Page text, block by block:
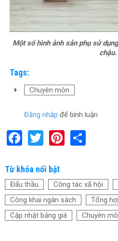
Một số hình ảnh sản phụ sử
chậu.
Tags:
Chuyên môn
Đăng nhập để bình luận
F
ce
b
o
o
T
tt
er
Pi
es
t
e
Từ khóa nổi bật
Đấu thầu Công tác xã hội
Công khai ngân sách
Tổng
Cập nhật bảng giá
Chuyên